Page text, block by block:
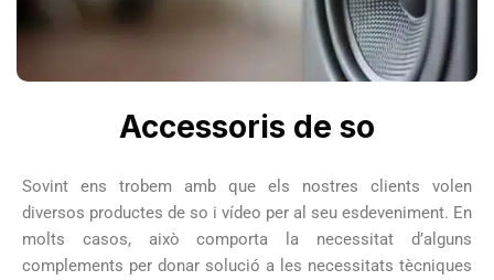
Accessoris de so
Sovint ens trobem amb que els nostres clients volen
diversos productes de so i vídeo per al seu esdeveniment. En
molts casos, això comporta la necessitat d’alguns
complements per donar solució a les necessitats tècniques